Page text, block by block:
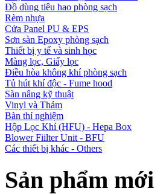
Đồ dùng tiêu hao phòng sạch
Rèm nhựa
Cửa Panel PU & EPS
Sơn sàn Epoxy phòng sạch
Thiết bị y tế và sinh học
Màng lọc, Giấy lọc
Điều hòa không khí phòng sạch
Tủ hút khí độc - Fume hood
Sàn nâng kỹ thuật
Vinyl và Thảm
Bàn thí nghiệm
Hộp Lọc Khí (HFU) - Hepa Box
Blower Fiilter Unit - BFU
Các thiết bị khác - Others
Sản phẩm mới